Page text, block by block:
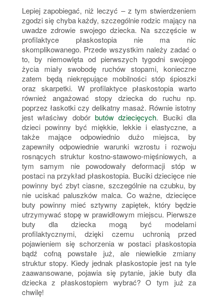
Lepiej zapobiegać, niż leczyć – z tym stwierdzeniem
zgodzi się chyba każdy, szczególnie rodzic mający na
uwadze zdrowie swojego dziecka. Na szczęście w
profilaktyce płaskostopia nie ma nic
skomplikowanego. Przede wszystkim należy zadać o
to, by niemowlęta od pierwszych tygodni swojego
życia miały swobodę ruchów stopami, konieczne
zatem będą niekrępujące mobilności stóp śpioszki
oraz skarpetki. W profilaktyce płaskostopia warto
również angażować stopy dziecka do ruchu np.
poprzez łaskotki czy delikatny masaż. Równie istotny
jest właściwy dobór butów dziecięcych. Buciki dla
dzieci powinny być miękkie, lekkie i elastyczne, a
także mające odpowiednio dużo miejsca, by
zapewniły odpowiednie warunki wzrostu i rozwoju
rosnących struktur kostno-stawowo-mięśniowych, a
tym samym nie powodowały deformacji stóp w
postaci na przykład płaskostopia. Buciki dziecięce nie
powinny być zbyt ciasne, szczególnie na czubku, by
nie uciskać paluszków malca. Co ważne, dziecięce
buty powinny mieć sztywny zapiętek, który będzie
utrzymywać stopę w prawidłowym miejscu. Pierwsze
buty dla dziecka mogą być modelami
profilaktycznymi, dzięki czemu uchronią przed
pojawieniem się schorzenia w postaci płaskostopia
bądź cofną powstałe już, ale niewielkie zmiany
struktur stopy. Kiedy jednak płaskostopie jest na tyle
zaawansowane, pojawia się pytanie, jakie buty dla
dziecka z płaskostopiem wybrać? O tym już za
chwilę!